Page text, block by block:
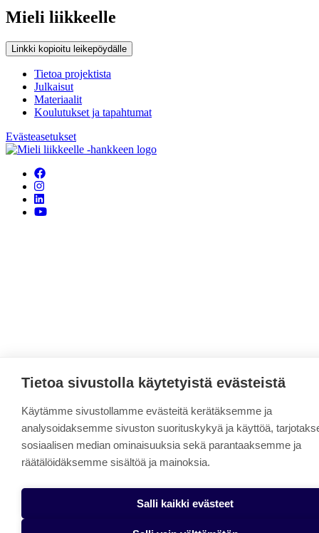
Mieli liikkeelle
Linkki kopioitu leikepöydälle
Tietoa projektista
Julkaisut
Materiaalit
Koulutukset ja tapahtumat
Evästeasetukset
Tietoa sivustolla käytetyistä evästeistä
Käytämme sivustollamme evästeitä kerätäksemme ja
analysoidaksemme sivuston suorituskykyä ja käyttöä,
sosiaalisen median ominaisuuksia sekä parantaaksemme ja
räätälöidäksemme sisältöä ja mainoksia.
Salli kaikki evästeet